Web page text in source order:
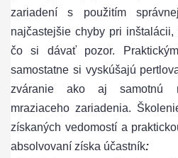
zariadení s použitím
najčastejšie chyby pri
čo si dávať pozor.
samostatne si vyskúšajú
zváranie ako aj samotnú
mraziaceho zariadenia.
získaných vedomostí a
absolvovaní získa účastník: